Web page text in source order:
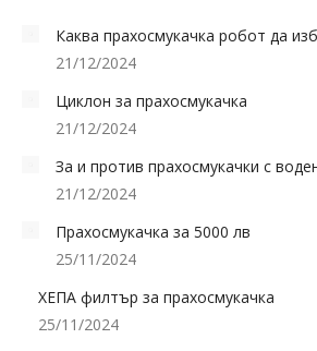
Каква прахосмукачка робот да
21/12/2024
Циклон за прахосмукачка
21/12/2024
За и против прахосмукачки с
21/12/2024
Прахосмукачка за 5000 лв
25/11/2024
ХЕПА филтър за прахосмукачка
25/11/2024